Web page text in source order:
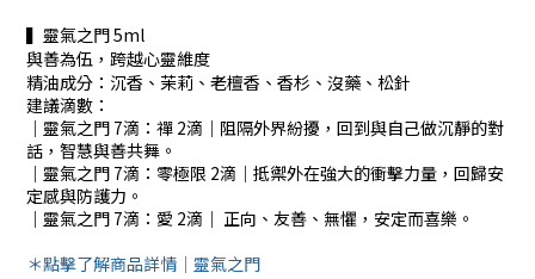
▍靈氣之門 5ml
與善為伍，跨越心靈維度
精油成分：沉香、茉莉、老檀香、香杉、沒藥、松針
建議滴數：
｜靈氣之門 7滴：禪 2滴｜阻隔外界紛擾，回到與自己做沉靜的對
話，智慧與善共舞。
｜靈氣之門 7滴：零極限 2滴｜抵禦外在強大的衝擊力量，回歸安
定感與防護力。
｜靈氣之門 7滴：愛 2滴｜ 正向、友善、無懼，安定而喜樂。
＊點擊了解商品詳情｜靈氣之門